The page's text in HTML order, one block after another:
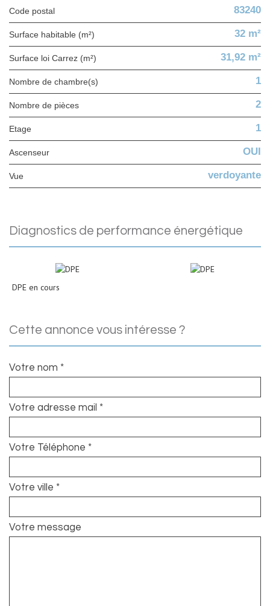
Code postal 83240
Surface habitable (m²) 32 m²
Surface loi Carrez (m²) 31,92 m²
Nombre de chambre(s) 1
Nombre de pièces 2
Etage 1
Ascenseur OUI
Vue verdoyante
diagnostics de performance énergétique
DPE en cours
cette annonce vous intéresse ?
Votre nom *
Votre adresse mail *
Votre Téléphone *
Votre ville *
Votre message